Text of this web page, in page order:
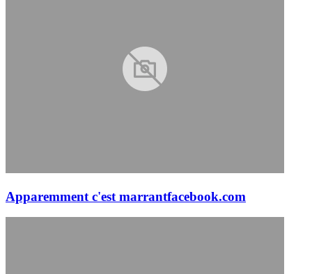
Apparemment c'est marrantfacebook.com